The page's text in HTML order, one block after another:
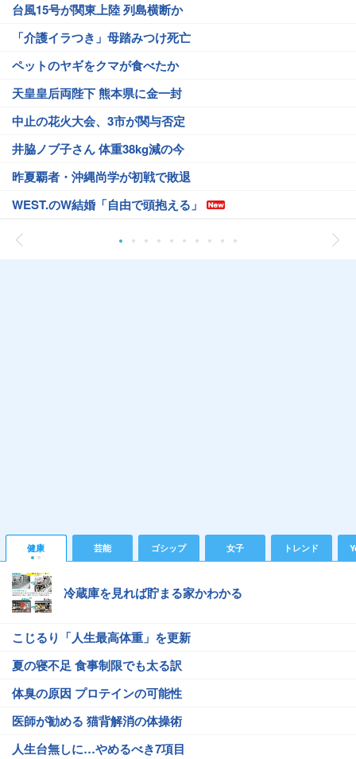
台風15号が関東上陸 列島横断か
「介護イラつき」母踏みつけ死亡
ペットのヤギをクマが食べたか
天皇皇后両陛下 熊本県に金一封
中止の花火大会、3市が関与否定
井脇ノブ子さん 体重38kg減の今
昨夏覇者・沖縄尚学が初戦で敗退
WEST.のW結婚「自由で頭抱える」
健康 芸能 ゴシップ 女子 トレンド
冷蔵庫を見れば貯まる家かわかる
こじるり「人生最高体重」を更新
夏の寝不足 食事制限でも太る訳
体臭の原因 プロテインの可能性
医師が勧める 猫背解消の体操術
人生台無しに…やめるべき7項目